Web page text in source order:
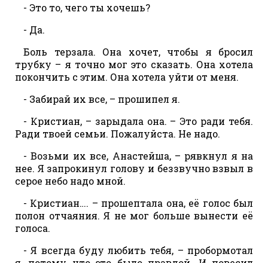
- Это то, чего ты хочешь?
- Да.
Боль терзала. Она хочет, чтобы я бросил
трубку – я точно мог это сказать. Она хотела
покончить с этим. Она хотела уйти от меня.
- Забирай их все, – прошипел я.
- Кристиан, – зарыдала она. – Это ради тебя.
Ради твоей семьи. Пожалуйста. Не надо.
- Возьми их все, Анастейша, – рявкнул я на
нее. Я запрокинул голову и беззвучно взвыл в
серое небо надо мной.
- Кристиан…. – прошептала она, её голос был
полон отчаяния. Я не мог больше вынести её
голоса.
- Я всегда буду любить тебя, – пробормотал